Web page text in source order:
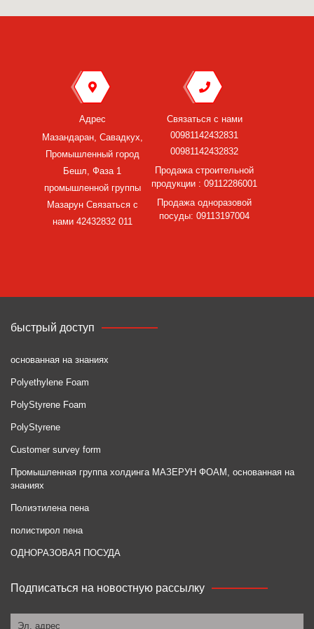
Адрес
Мазандаран, Савадкух,
Промышленный город
Бешл, Фаза 1
промышленной группы
Мазарун Связаться с
нами 42432832 011
Связаться с нами
00981142432831
00981142432832
Продажа строительной
продукции : 09112286001
Продажа одноразовой
посуды: 09113197004
быстрый доступ
основанная на знаниях
Polyethylene Foam
PolyStyrene Foam
PolyStyrene
Customer survey form
Промышленная группа холдинга МАЗЕРУН ФОАМ, основанная на
знаниях
Полиэтилена пена
полистирол пена
ОДНОРАЗОВАЯ ПОСУДА
Подписаться на новостную рассылку